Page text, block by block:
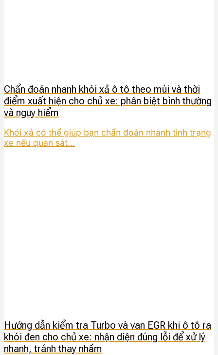
Chẩn đoán nhanh khói xả ô tô theo mùi và thời
điểm xuất hiện cho chủ xe: phân biệt bình thường
và nguy hiểm
Khói xả có thể giúp bạn chẩn đoán nhanh tình trạng
xe nếu quan sát...
Hướng dẫn kiểm tra Turbo và van EGR khi ô tô ra
khói đen cho chủ xe: nhận diện đúng lỗi để xử lý
nhanh, tránh thay nhầm